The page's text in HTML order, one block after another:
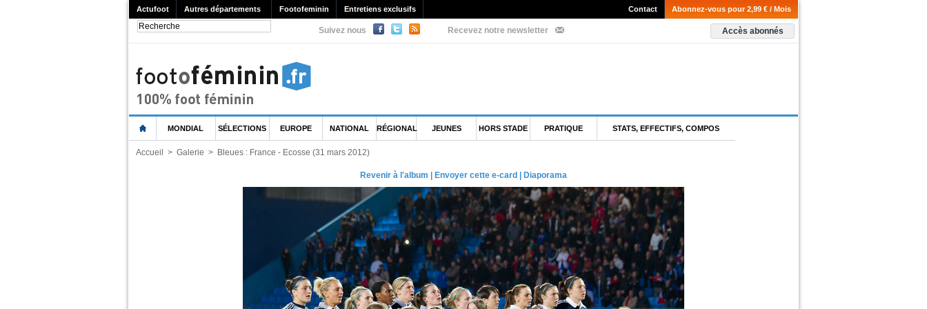
Actufoot Autres départements Footofeminin Entretiens exclusifs Abonnez-vous pour 2,99 € / Mois
Contact
Suivez nous Recevez notre newsletter Accès abonnés
MONDIAL SÉLECTIONS EUROPE NATIONAL RÉGIONAL JEUNES HORS STADE PRATIQUE STATS, EFFECTIFS, COMPOS
Accueil > Galerie > Bleues : France - Ecosse (31 mars 2012)
Revenir à l'album Envoyer cette e-card Diaporama